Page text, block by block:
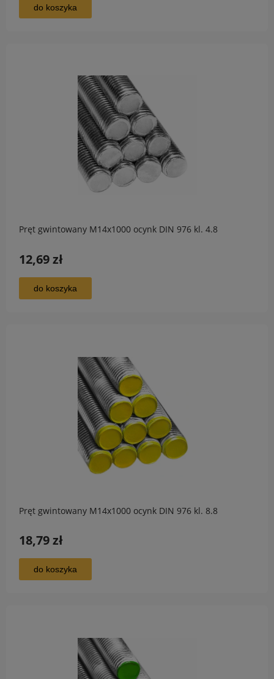
do koszyka
Pręt gwintowany M14x1000 ocynk DIN 976 kl. 4.8
12,69 zł
do koszyka
Pręt gwintowany M14x1000 ocynk DIN 976 kl. 8.8
18,79 zł
do koszyka